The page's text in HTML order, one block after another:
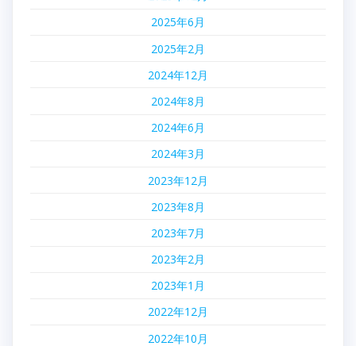
2025年6月
2025年2月
2024年12月
2024年8月
2024年6月
2024年3月
2023年12月
2023年8月
2023年7月
2023年2月
2023年1月
2022年12月
2022年10月